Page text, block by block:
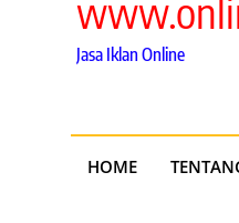
Jasa Iklan Online
HOME